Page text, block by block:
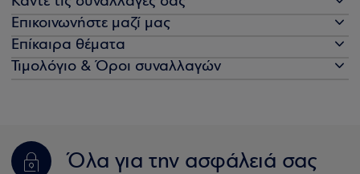
Επικοινωνήστε μαζί μας
Επίκαιρα θέματα
Τιμολόγιο & Όροι συναλλαγών
Όλα για την ασφάλειά σας